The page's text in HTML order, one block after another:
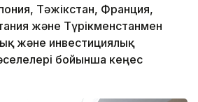
Тәжікстан, Франция,
және Түрікменстанмен
және инвестициялық
бойынша кеңес